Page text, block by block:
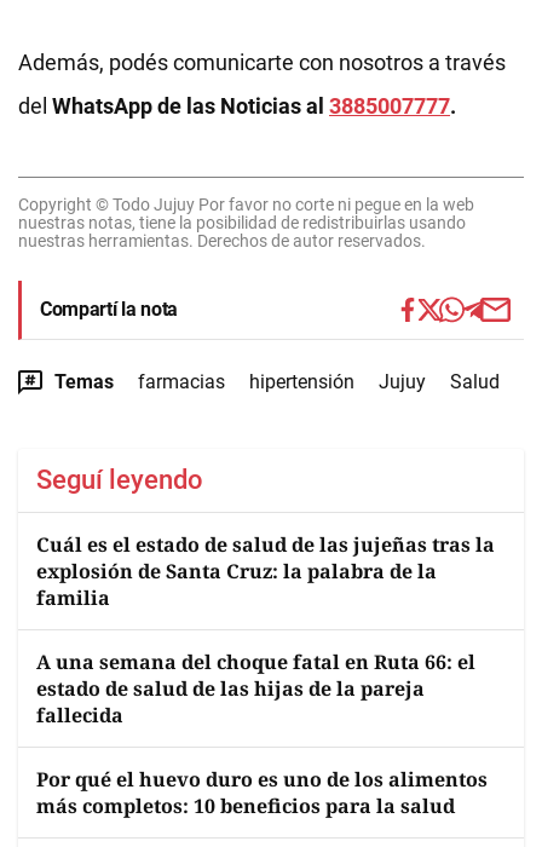
Además, podés comunicarte con nosotros a través
del WhatsApp de las Noticias al 3885007777.
Copyright © Todo Jujuy Por favor no corte ni pegue en la web
nuestras notas, tiene la posibilidad de redistribuirlas usando
nuestras herramientas. Derechos de autor reservados.
Compartí la nota
Temas farmacias hipertensión Jujuy Salud
Seguí leyendo
Cuál es el estado de salud de las jujeñas tras la
explosión de Santa Cruz: la palabra de la
familia
A una semana del choque fatal en Ruta 66: el
estado de salud de las hijas de la pareja
fallecida
Por qué el huevo duro es uno de los alimentos
más completos: 10 beneficios para la salud